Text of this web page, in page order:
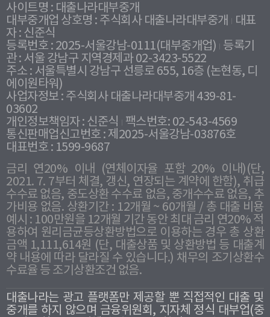
사이트명 : 대출나라대부중개
대부중개업 상호명 : 주식회사 대출나라대부중개
대표
자 : 신준식
등록번호 : 2025-서울강남-0111(대부중개업) 등록기
관 : 서울 강남구 지역경제과 02-3423-5522
주소 : 서울특별시 강남구 선릉로 655, 16층 (논현동, 디
에이원타워)
사업자정보 : 주식회사 대출나라대부중개 439-81-
03602
개인정보책임자 : 신준식
팩스번호: 02-543-4569
통신판매업신고번호 : 제2025-서울강남-03876호
대표번호 : 1599-9687
금리 연20% 이내 (연체이자율 포함 20% 이내)(단,
2021. 7. 7부터 체결, 갱신, 연장되는 계약에 한함), 취급
수수료 없음, 중도상환 수수료 없음, 중개수수료 없음, 추
가비용 없음. 상환기간 : 12개월 ~ 60개월 / 총 대출 비용
예시 : 100만원을 12개월 기간 동안 최대 금리 연20% 적
용하여 원리금균등상환방법으로 이용하는 경우 총 상환
금액 1,111,614원 (단, 대출상품 및 상환방법 등 대출계
약 내용에 따라 달라질 수 있습니다.) 채무의 조기상환수
수료율 등 조기상환조건 없음.
대출나라는 광고 플랫폼만 제공할 뿐 직접적인 대출 및
중개를 하지 않으며 금융위원회, 지자체 정식 대부업(중